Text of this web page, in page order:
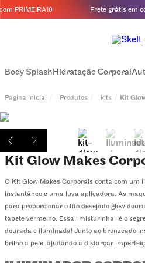
PRIMEIRA10 Frete grátis em
Body SplashHidratação Corporal
Produtos kits Kit
Kit Glow Makes
O Kit Glow Makes Corporais conta com um
instantâneo e uma luva aplicadora. As
para proporcionar o tão desejado glow
tapete vermelho. Essa "misturinha" é o
dourada e iluminada! Junto ao bronzeado
brilho à pele, ajudando a disfarçar